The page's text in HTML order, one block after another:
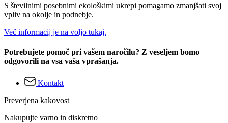
S številnimi posebnimi ekološkimi ukrepi pomagamo zmanjšati svoj
vpliv na okolje in podnebje.
Več informacij je na voljo tukaj.
Potrebujete pomoč pri vašem naročilu? Z veseljem bomo
odgovorili na vsa vaša vprašanja.
Kontakt
Preverjena kakovost
Nakupujte varno in diskretno